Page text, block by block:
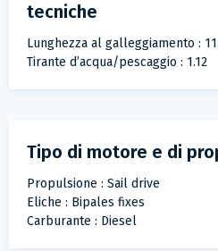
tecniche
Lunghezza al galleggiamento :
Tirante d’acqua/pescaggio : 1.12
Tipo di motore e di
Propulsione : Sail drive
Eliche : Bipales fixes
Carburante : Diesel